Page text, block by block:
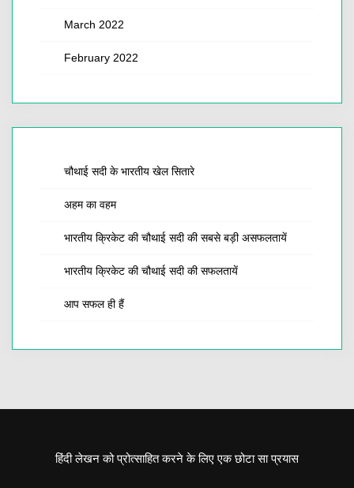
March 2022
February 2022
चौथाई सदी के भारतीय खेल सितारे
अहम का वहम
भारतीय क्रिकेट की चौथाई सदी की सबसे बड़ी असफलतायें
भारतीय क्रिकेट की चौथाई सदी की सफलतायें
आप सफल ही हैं
हिंदी लेखन को प्रोत्साहित करने के लिए एक छोटा सा प्रयास